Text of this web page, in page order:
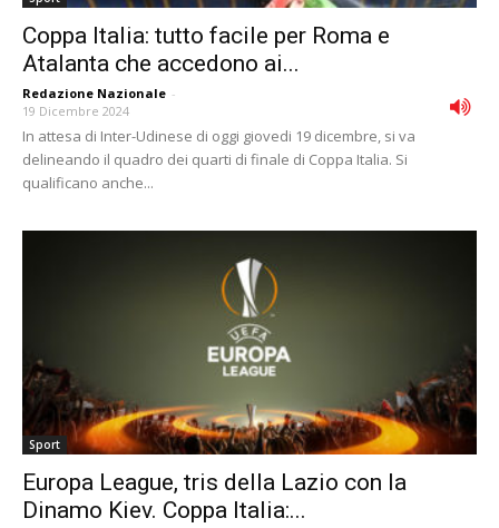
Coppa Italia: tutto facile per Roma e
Atalanta che accedono ai...
Redazione Nazionale -
19 Dicembre 2024
In attesa di Inter-Udinese di oggi giovedi 19 dicembre, si va
delineando il quadro dei quarti di finale di Coppa Italia. Si
qualificano anche...
Sport
Europa League, tris della Lazio con la
Dinamo Kiev. Coppa Italia:...